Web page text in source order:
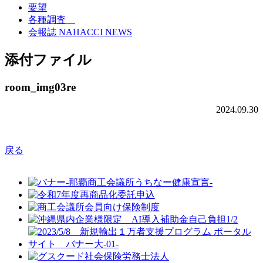
要望
各種調査
会報誌 NAHACCI NEWS
添付ファイル
room_img03re
2024.09.30
戻る